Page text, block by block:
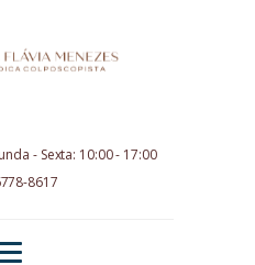
- Sexta: 10:00 - 17:00
8617